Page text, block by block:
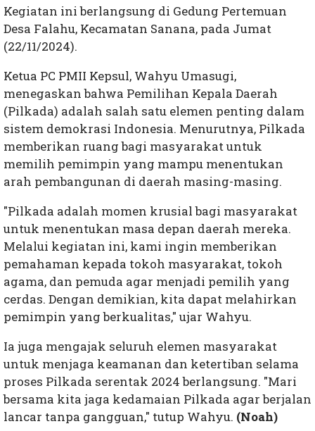
Kegiatan ini berlangsung di Gedung Pertemuan
Desa Falahu, Kecamatan Sanana, pada Jumat
(22/11/2024).
Ketua PC PMII Kepsul, Wahyu Umasugi,
menegaskan bahwa Pemilihan Kepala Daerah
(Pilkada) adalah salah satu elemen penting dalam
sistem demokrasi Indonesia. Menurutnya, Pilkada
memberikan ruang bagi masyarakat untuk
memilih pemimpin yang mampu menentukan
arah pembangunan di daerah masing-masing.
"Pilkada adalah momen krusial bagi masyarakat
untuk menentukan masa depan daerah mereka.
Melalui kegiatan ini, kami ingin memberikan
pemahaman kepada tokoh masyarakat, tokoh
agama, dan pemuda agar menjadi pemilih yang
cerdas. Dengan demikian, kita dapat melahirkan
pemimpin yang berkualitas," ujar Wahyu.
Ia juga mengajak seluruh elemen masyarakat
untuk menjaga keamanan dan ketertiban selama
proses Pilkada serentak 2024 berlangsung. "Mari
bersama kita jaga kedamaian Pilkada agar berjalan
lancar tanpa gangguan," tutup Wahyu. (Noah)